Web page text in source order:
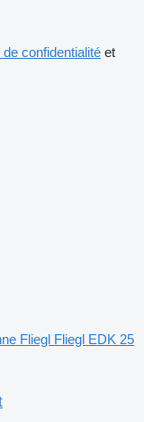
de confidentialité et
Fliegl Fliegl EDK 25